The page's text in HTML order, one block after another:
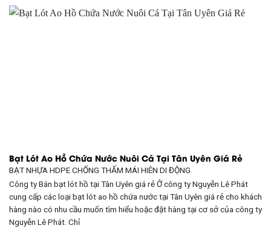
Bạt Lót Ao Hồ Chứa Nước Nuôi Cá Tại Tân Uyên Giá Rẻ
BẠT NHỰA HDPE CHỐNG THẤM MÁI HIÊN DI ĐỘNG
Công ty Bán bạt lót hồ tại Tân Uyên giá rẻ Ở công ty Nguyễn Lê Phát
cung cấp các loại bạt lót ao hồ chứa nước tại Tân Uyên giá rẻ cho khách
hàng nào có nhu cầu muốn tìm hiểu hoặc đặt hàng tại cơ sở của công ty
Nguyễn Lê Phát. Chỉ